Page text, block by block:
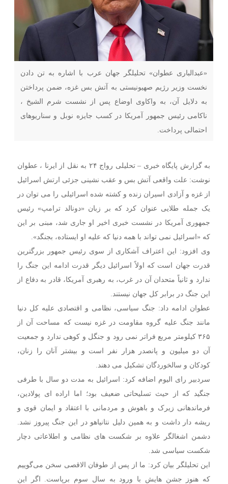
«عبدالباری عطوان» تحلیلگر جهان عرب با اشاره به تن دادن
نخست وزیر رژیم صهیونیستی به آتش بس غزه، ضمن پرداختن
به دلایل آن، به واکاوی اوضاع پس از نشست شرم الشیخ ،
ناکامی رئیس جمهور آمریکا در کسب جایزه نوبل و سناریوهای
احتمالی پرداخت.
به گزارش پایگاه خبری – تحلیلی رواج ۲۴ به نقل از ایرنا ، عطوان
نوشت: علت واقعی آتش بس و عقب نشینی جزئی ارتش اسرائیل
از غزه و آزادی اسیران زنده و کشته شده اسرائیلی را می توان در
یک جمله طلایی عنوان کرد که بر زبان «دونالد ترامپ» رئیس
جمهوری آمریکا در نشست خبری اخیر او جاری شد، مبنی بر این
که «اسرائیل نمی تواند با همه دنیا که علیه او ایستاده، بجنگد».
وی افزود: این اعتراف آشکاری از سوی رئیس جمهور بزرگترین
قدرت جهان است که اولاً اسرائیل دیگر قدرت ادامه این جنگ را
ندارد و ثانیاً متحدان آن در غرب، به رهبری آمریکا، قادر به دفاع از
این جنگ در برابر کل جهان نیستند.
عطوان ادامه داد: جنگ سیاسی، نظامی و اقتصادی علیه کل دنیا
مانند جنگ علیه گروه مقاومت در غزه نیست که مساحت آن از
۳۶۵ کیلومتر مربع فراتر نمی رود و جنگل و کوهی ندارد و جمعیت
آن دو میلیون و پانصدر هزار نفر است و بیشتر آنان را زنان،
کودکان و سالخوردگان تشکیل می دهند.
سردبیر رای الیوم اضافه کرد: اسرائیل به مدت دو سال با طرفی
جنگید که از حیث تسلیحاتی ضعیف بود؛ اما اراده ای پولادین،
فرماندهانی زیرک و باهوش و مردمانی با اعتقاد و ایمان قوی و
ریشه دار داشت و به همین دلیل نتانیاهو در این جنگ پیروز نشد.
دشمن اشغالگر علاوه بر شکست های نظامی و اطلاعاتی دچار
شکست سیاسی شد.
این تحلیلگر بیان کرد: ما از پس از طوفان الاقصی سخن می‌گوییم
که هنوز جشن هایش با ورود به سال سوم برپاست. اگر این